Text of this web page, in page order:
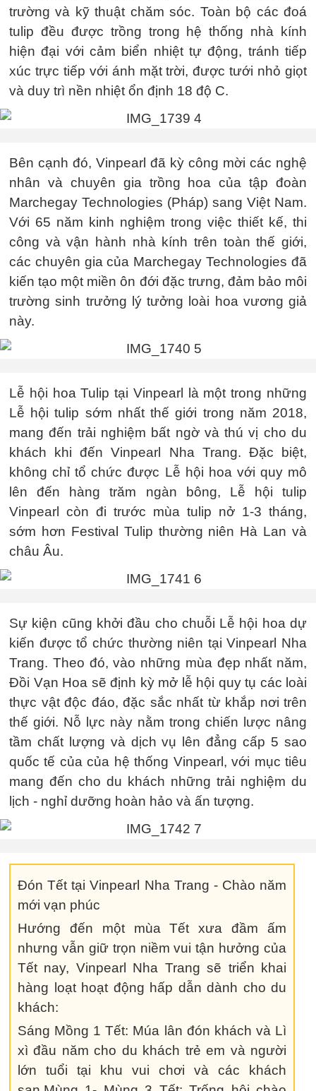
trường và kỹ thuật chăm sóc. Toàn bộ các đoá
tulip đều được trồng trong hệ thống nhà kính
hiện đại với cảm biển nhiệt tự động, tránh tiếp
xúc trực tiếp với ánh mặt trời, được tưới nhỏ giọt
và duy trì nền nhiệt ổn định 18 độ C.
Bên cạnh đó, Vinpearl đã kỳ công mời các nghệ
nhân và chuyên gia trồng hoa của tập đoàn
Marchegay Technologies (Pháp) sang Việt Nam.
Với 65 năm kinh nghiệm trong việc thiết kế, thi
công và vận hành nhà kính trên toàn thế giới,
các chuyên gia của Marchegay Technologies đã
kiến tạo một miền ôn đới đặc trưng, đảm bảo môi
trường sinh trưởng lý tưởng loài hoa vương giả
này.
Lễ hội hoa Tulip tại Vinpearl là một trong những
Lễ hội tulip sớm nhất thế giới trong năm 2018,
mang đến trải nghiệm bất ngờ và thú vị cho du
khách khi đến Vinpearl Nha Trang. Đặc biệt,
không chỉ tổ chức được Lễ hội hoa với quy mô
lên đến hàng trăm ngàn bông, Lễ hội tulip
Vinpearl còn đi trước mùa tulip nở 1-3 tháng,
sớm hơn Festival Tulip thường niên Hà Lan và
châu Âu.
Sự kiện cũng khởi đầu cho chuỗi Lễ hội hoa dự
kiến được tổ chức thường niên tại Vinpearl Nha
Trang. Theo đó, vào những mùa đẹp nhất năm,
Đồi Vạn Hoa sẽ định kỳ mở lễ hội quy tụ các loài
thực vật độc đáo, đặc sắc nhất từ khắp nơi trên
thế giới. Nỗ lực này nằm trong chiến lược nâng
tầm chất lượng và dịch vụ lên đẳng cấp 5 sao
quốc tế của của hệ thống Vinpearl, với mục tiêu
mang đến cho du khách những trải nghiệm du
lịch - nghỉ dưỡng hoàn hảo và ấn tượng.
Đón Tết tại Vinpearl Nha Trang - Chào năm
mới vạn phúc
Hướng đến một mùa Tết xưa đầm ấm
nhưng vẫn giữ trọn niềm vui tận hưởng của
Tết nay, Vinpearl Nha Trang sẽ triển khai
hàng loạt hoạt động hấp dẫn dành cho du
khách:
Sáng Mồng 1 Tết: Múa lân đón khách và Lì
xì đầu năm cho du khách trẻ em và người
lớn tuổi tại khu vui chơi và các khách